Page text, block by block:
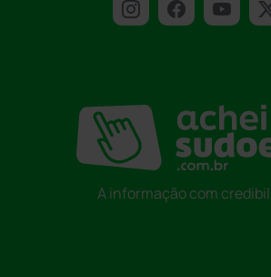
A informação com